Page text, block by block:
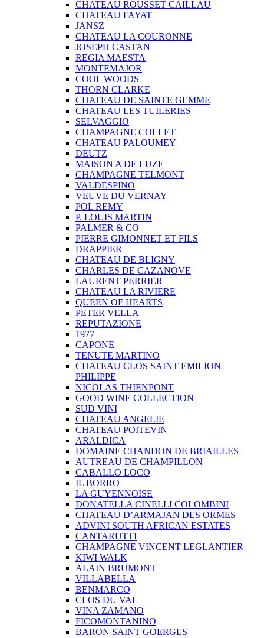
CHATEAU ROUSSET CAILLAU
CHATEAU FAYAT
JANSZ
CHATEAU LA COURONNE
JOSEPH CASTAN
REGIA MAESTA
MONTEMAJOR
COOL WOODS
THORN CLARKE
CHATEAU DE SAINTE GEMME
CHATEAU LES TUILERIES
SELVAGGIO
CHAMPAGNE COLLET
CHATEAU PALOUMEY
DEUTZ
MAISON A DE LUZE
CHAMPAGNE TELMONT
VALDESPINO
VEUVE DU VERNAY
POL REMY
P. LOUIS MARTIN
PALMER & CO
PIERRE GIMONNET ET FILS
DRAPPIER
CHATEAU DE BLIGNY
CHARLES DE CAZANOVE
LAURENT PERRIER
CHATEAU LA RIVIERE
QUEEN OF HEARTS
PETER VELLA
REPUTAZIONE
1977
CAPONE
TENUTE MARTINO
CHATEAU CLOS SAINT EMILION
PHILIPPE
NICOLAS THIENPONT
GOOD WINE COLLECTION
SUD VINI
CHATEAU ANGELIE
CHATEAU POITEVIN
ARALDICA
DOMAINE CHANDON DE BRIAILLES
AUTREAU DE CHAMPILLON
CABALLO LOCO
IL BORRO
LA GUYENNOISE
DONATELLA CINELLI COLOMBINI
CHATEAU D’ARMAJAN DES ORMES
ADVINI SOUTH AFRICAN ESTATES
CANTARUTTI
CHAMPAGNE VINCENT LEGLANTIER
KIWI WALK
ALAIN BRUMONT
VILLABELLA
BENMARCO
CLOS DU VAL
VINA ZAMANO
FICOMONTANINO
BARON SAINT GOERGES